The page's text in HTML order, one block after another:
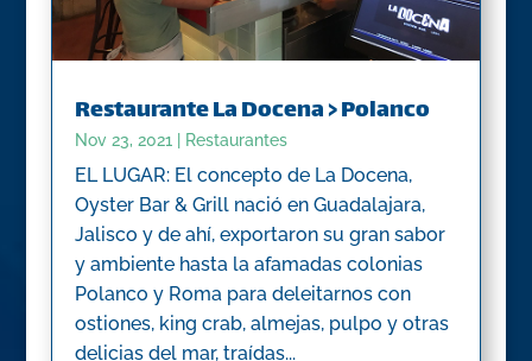
Restaurante La Docena > Polanco
Nov 23, 2021 Restaurantes
EL LUGAR: El concepto de La Docena,
Oyster Bar & Grill nació en Guadalajara,
Jalisco y de ahí, exportaron su gran sabor
y ambiente hasta la afamadas colonias
Polanco y Roma para deleitarnos con
ostiones, king crab, almejas, pulpo y otras
delicias del mar, traídas...